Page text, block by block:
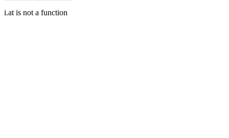
i.at is not a function